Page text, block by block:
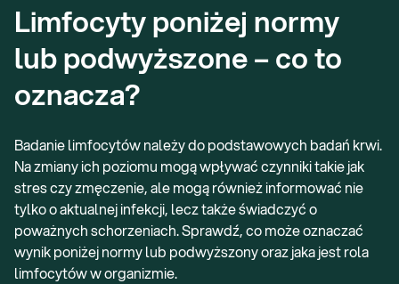
Limfocyty poniżej normy
lub podwyższone – co to
oznacza?
Badanie limfocytów należy do podstawowych badań krwi.
Na zmiany ich poziomu mogą wpływać czynniki takie jak
stres czy zmęczenie, ale mogą również informować nie
tylko o aktualnej infekcji, lecz także świadczyć o
poważnych schorzeniach. Sprawdź, co może oznaczać
wynik poniżej normy lub podwyższony oraz jaka jest rola
limfocytów w organizmie.